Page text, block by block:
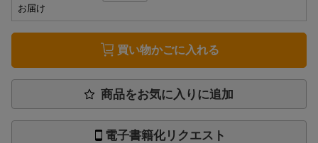
お届け
買い物かごに入れる
商品をお気に入りに追加
電子書籍化リクエスト